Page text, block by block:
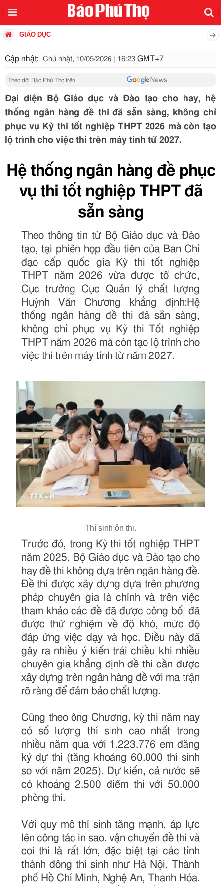
GIÁO DỤC
Cập nhật: Chủ nhật, 10/05/2026 | 16:23 GMT+7
Theo dõi Báo Phú Thọ trên
Đại diện Bộ Giáo dục và Đào tạo cho hay, hệ
thống ngân hàng đề thi đã sẵn sàng, không chỉ
phục vụ Kỳ thi tốt nghiệp THPT 2026 mà còn tạo
lộ trình cho việc thi trên máy tính từ 2027.
Hệ thống ngân hàng đề phục
vụ thi tốt nghiệp THPT đã
sẵn sàng
Theo thông tin từ Bộ Giáo dục và Đào
tạo, tại phiên họp đầu tiên của Ban Chỉ
đạo cấp quốc gia Kỳ thi tốt nghiệp
THPT năm 2026 vừa được tổ chức,
Cục trưởng Cục Quản lý chất lượng
Huỳnh Văn Chương khẳng định:Hệ
thống ngân hàng đề thi đã sẵn sàng,
không chỉ phục vụ Kỳ thi Tốt nghiệp
THPT năm 2026 mà còn tạo lộ trình cho
việc thi trên máy tính từ năm 2027.
Thí sinh ôn thi.
Trước đó, trong Kỳ thi tốt nghiệp THPT
năm 2025, Bộ Giáo dục và Đào tạo cho
hay đề thi không dựa trên ngân hàng đề.
Đề thi được xây dựng dựa trên phương
pháp chuyên gia là chính và trên việc
tham khảo các đề đã được công bố, đã
được thử nghiệm về độ khó, mức độ
đáp ứng việc dạy và học. Điều này đã
gây ra nhiều ý kiến trái chiều khi nhiều
chuyên gia khẳng định đề thi cần được
xây dựng trên ngân hàng đề với ma trận
rõ ràng để đảm bảo chất lượng.
Cũng theo ông Chương, kỳ thi năm nay
có số lượng thí sinh cao nhất trong
nhiều năm qua với 1.223.776 em đăng
ký dự thi (tăng khoảng 60.000 thí sinh
so với năm 2025). Dự kiến, cả nước sẽ
có khoảng 2.500 điểm thi với 50.000
phòng thi.
Với quy mô thí sinh tăng mạnh, áp lực
lên công tác in sao, vận chuyển đề thi và
coi thi là rất lớn, đặc biệt tại các tỉnh
thành đông thí sinh như Hà Nội, Thành
phố Hồ Chí Minh, Nghệ An, Thanh Hóa.